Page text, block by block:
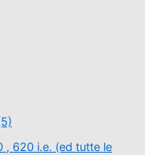
, 620 i.e. (ed tutte le